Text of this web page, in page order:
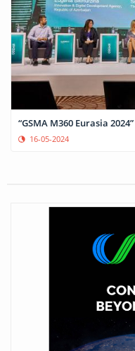
“GSMA M360 Eurasia
16-05-2024